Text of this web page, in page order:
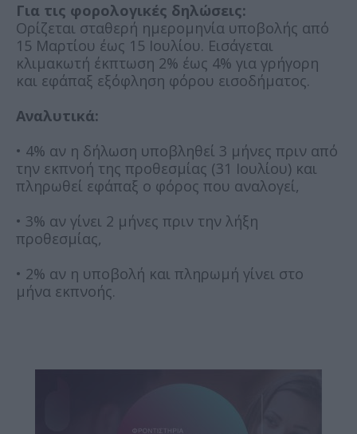
Για τις φορολογικές δηλώσεις:
Ορίζεται σταθερή ημερομηνία υποβολής από
15 Μαρτίου έως 15 Ιουλίου. Εισάγεται
κλιμακωτή έκπτωση 2% έως 4% για γρήγορη
και εφάπαξ εξόφληση φόρου εισοδήματος.
Αναλυτικά:
• 4% αν η δήλωση υποβληθεί 3 μήνες πριν από
την εκπνοή της προθεσμίας (31 Ιουλίου) και
πληρωθεί εφάπαξ ο φόρος που αναλογεί,
• 3% αν γίνει 2 μήνες πριν την λήξη
προθεσμίας,
• 2% αν η υποβολή και πληρωμή γίνει στο
μήνα εκπνοής.